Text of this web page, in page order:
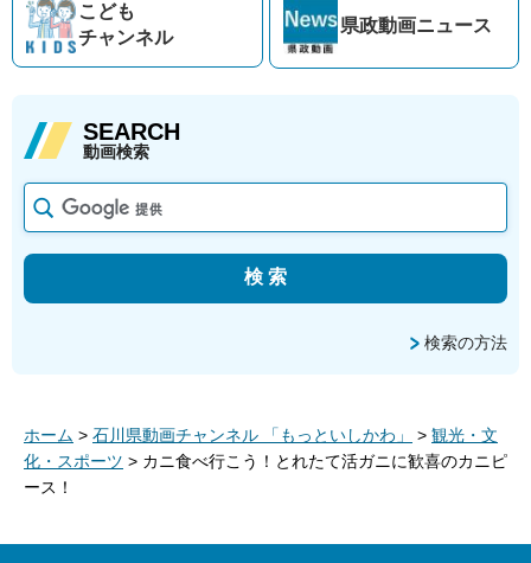
こども
チャンネル
県政動画ニュース
SEARCH
動画検索
検索の方法
ホーム > 石川県動画チャンネル 「もっといしかわ」 > 観光・文
化・スポーツ > カニ食べ行こう！とれたて活ガニに歓喜のカニピ
ース！